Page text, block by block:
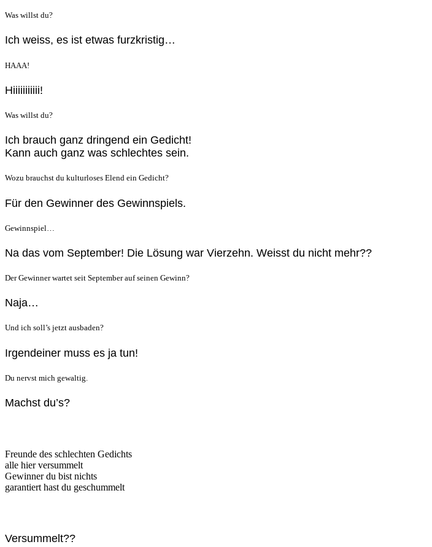
Was willst du?
Ich weiss, es ist etwas furzkristig…
HAAA!
Hiiiiiiiiiii!
Was willst du?
Ich brauch ganz dringend ein Gedicht!
Kann auch ganz was schlechtes sein.
Wozu brauchst du kulturloses Elend ein Gedicht?
Für den Gewinner des Gewinnspiels.
Gewinnspiel…
Na das vom September! Die Lösung war Vierzehn. Weisst du nicht mehr??
Der Gewinner wartet seit September auf seinen Gewinn?
Naja…
Und ich soll’s jetzt ausbaden?
Irgendeiner muss es ja tun!
Du nervst mich gewaltig.
Machst du’s?
Freunde des schlechten Gedichts
alle hier versummelt
Gewinner du bist nichts
garantiert hast du geschummelt
Versummelt??